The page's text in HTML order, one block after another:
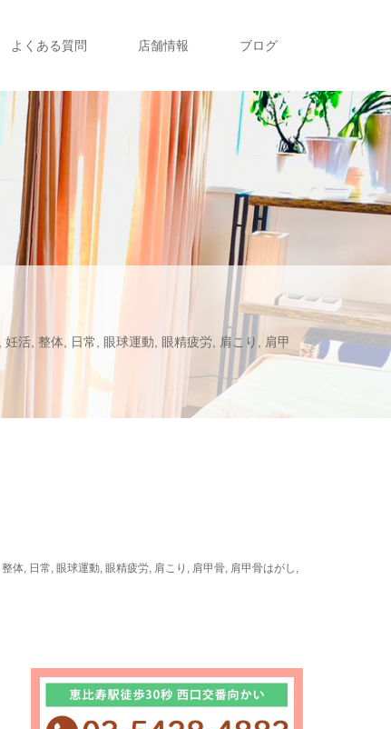
よくある質問 店舗情報 ブログ
妊活 整体 日常 眼球運動 眼精疲労 肩こり 肩甲
整体, 日常, 眼球運動, 眼精疲労, 肩こり , 肩甲骨, 肩甲骨はがし ,